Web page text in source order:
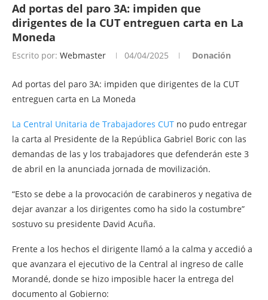
Ad portas del paro 3A: impiden que
dirigentes de la CUT entreguen carta en La
Moneda
Escrito por: Webmaster 04/04/2025 Donación
Ad portas del paro 3A: impiden que dirigentes de la CUT
entreguen carta en La Moneda
La Central Unitaria de Trabajadores CUT no pudo entregar
la carta al Presidente de la República Gabriel Boric con las
demandas de las y los trabajadores que defenderán este 3
de abril en la anunciada jornada de movilización.
“Esto se debe a la provocación de carabineros y negativa de
dejar avanzar a los dirigentes como ha sido la costumbre”
sostuvo su presidente David Acuña.
Frente a los hechos el dirigente llamó a la calma y accedió a
que avanzara el ejecutivo de la Central al ingreso de calle
Morandé, donde se hizo imposible hacer la entrega del
documento al Gobierno: